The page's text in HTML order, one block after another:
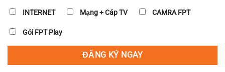
INTERNET Mạng + Cáp TV CAMRA FPT
Gói FPT Play